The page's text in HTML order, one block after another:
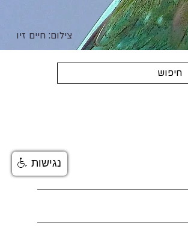
צילום: חיים זיו
חיפוש
נגישות